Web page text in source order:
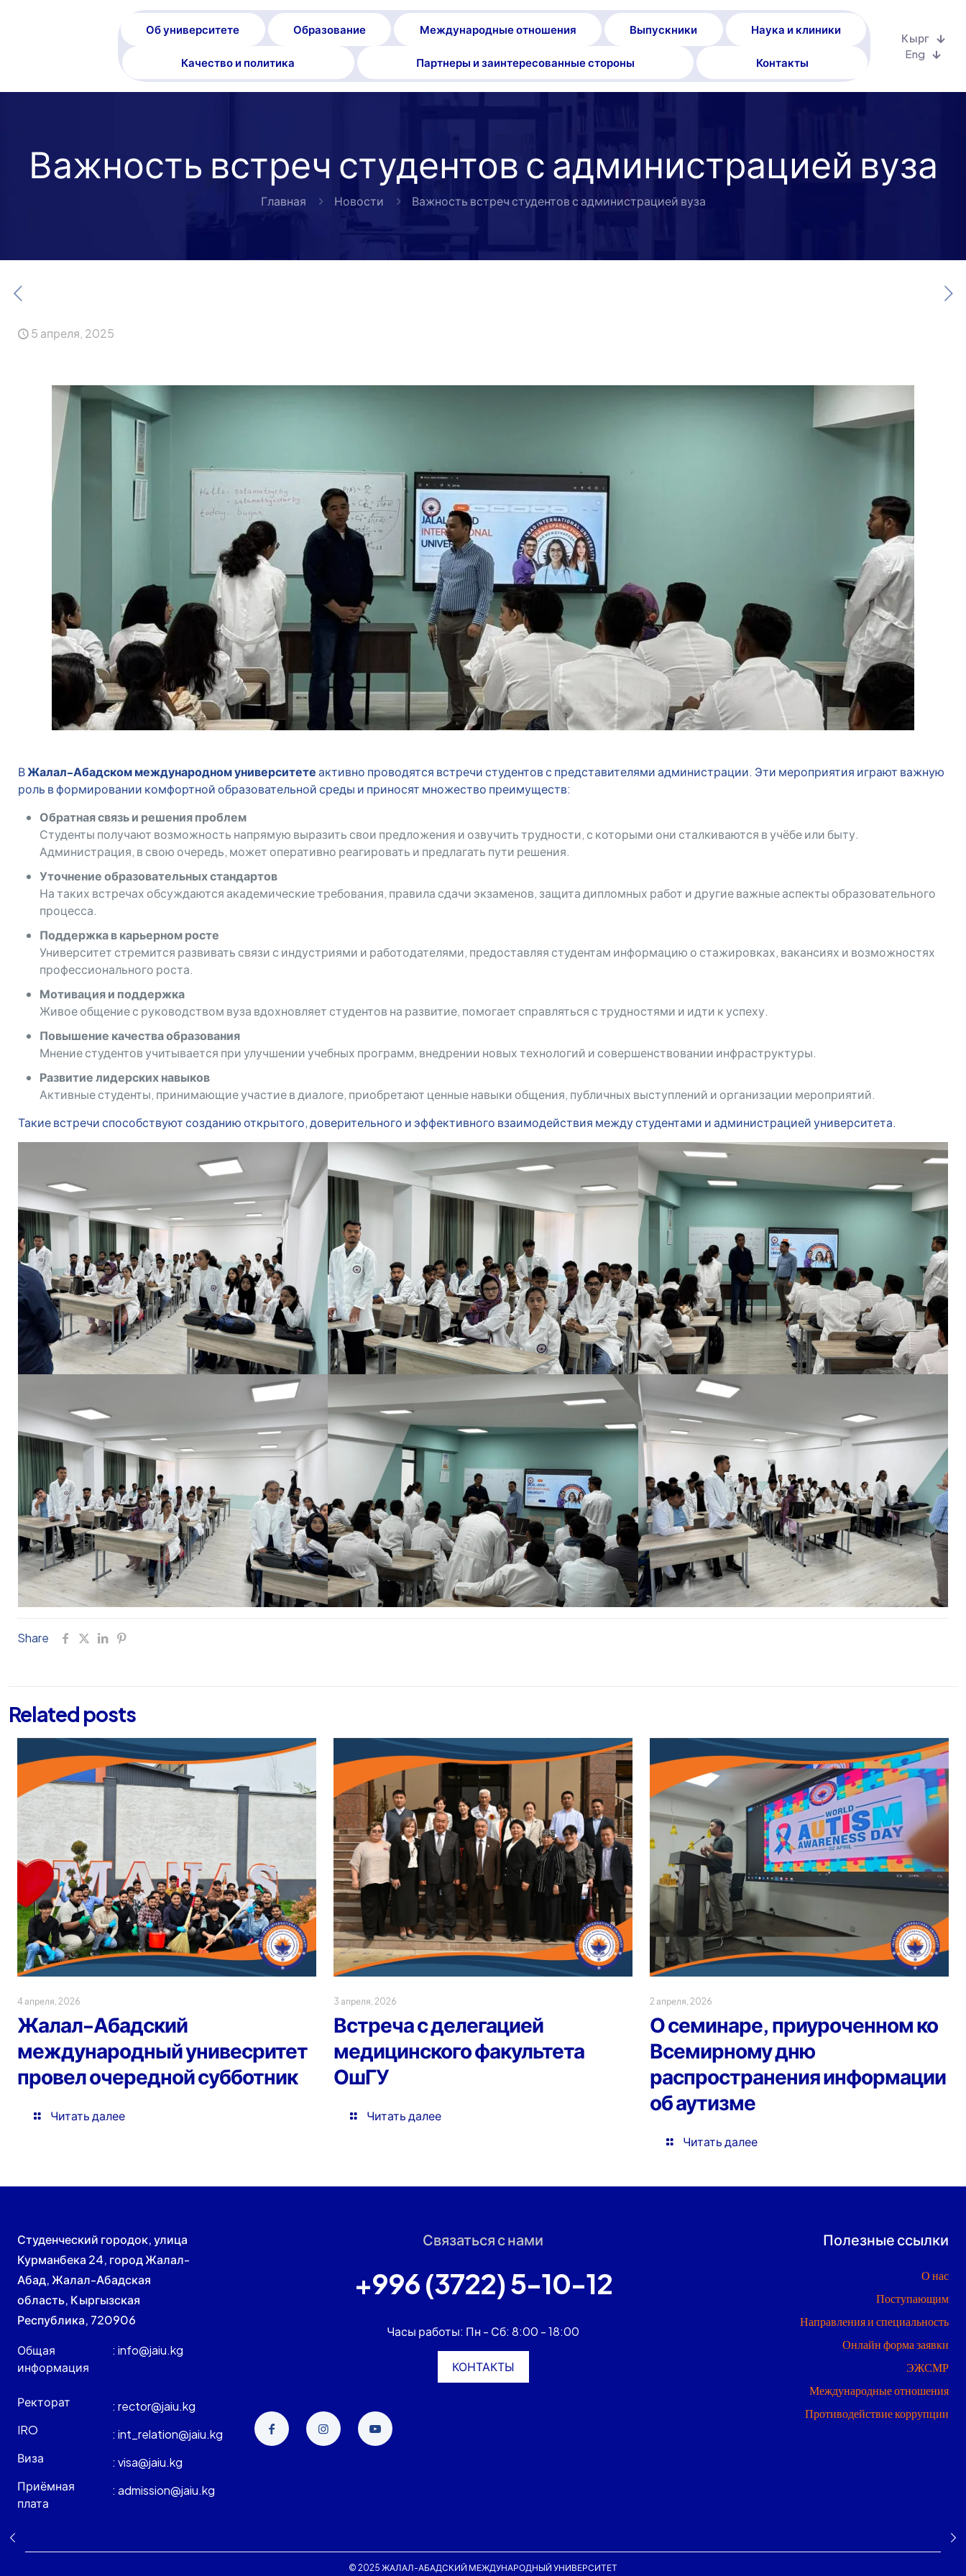
Об университете Образование Международные отношения Выпускники Наука и клиники
Качество и политика Партнеры и заинтересованные стороны Контакты
Кырг
Eng
Важность встреч студентов с администрацией вуза
Главная Новости Важность встреч студентов с администрацией вуза
5 апреля, 2025
ВЖалал-Абадском международном университетеактивно проводятся встречи студентов с представителями администрации. Эти мероприятия играют важную
роль в формировании комфортной образовательной среды и приносят множество преимуществ:
Обратная связь и решения проблем
Студенты получают возможность напрямую выразить свои предложения и озвучить трудности, с которыми они сталкиваются в учёбе или быту.
Администрация, в свою очередь, может оперативно реагировать и предлагать пути решения.
Уточнение образовательных стандартов
На таких встречах обсуждаются академические требования, правила сдачи экзаменов, защита дипломных работ и другие важные аспекты образовательного
процесса.
Поддержка в карьерном росте
Университет стремится развивать связи с индустриями и работодателями, предоставляя студентам информацию о стажировках, вакансиях и возможностях
профессионального роста.
Мотивация и поддержка
Живое общение с руководством вуза вдохновляет студентов на развитие, помогает справляться с трудностями и идти к успеху.
Повышение качества образования
Мнение студентов учитывается при улучшении учебных программ, внедрении новых технологий и совершенствовании инфраструктуры.
Развитие лидерских навыков
Активные студенты, принимающие участие в диалоге, приобретают ценные навыки общения, публичных выступлений и организации мероприятий.
Такие встречи способствуют созданию открытого, доверительного и эффективного взаимодействия между студентами и администрацией университета.
Share
Related posts
4 апреля, 2026
Жалал-Абадский
международный унивесритет
провел очередной субботник
Читать далее
3 апреля, 2026
Встреча с делегацией
медицинского факультета
ОшГУ
Читать далее
2 апреля, 2026
О семинаре, приуроченном ко
Всемирному дню
распространения информации
об аутизме
Читать далее
Студенческий городок, улица
Курманбека 24, город Жалал-
Абад, Жалал-Абадская
область, Кыргызская
Республика, 720906
Общая
информация
Ректорат
IRO
Виза
Приёмная
плата
: info@jaiu.kg
: rector@jaiu.kg
: int_relation@jaiu.kg
: visa@jaiu.kg
: admission@jaiu.kg
Связаться с нами
+996 (3722) 5-10-12
Часы работы: Пн - Сб: 8:00 - 18:00
КОНТАКТЫ
Полезные ссылки
О нас
Поступающим
Направления и специальность
Онлайн форма заявки
ЭЖСМР
Международные отношения
Противодействие коррупции
© 2025 ЖАЛАЛ-АБАДСКИЙ МЕЖДУНАРОДНЫЙ УНИВЕРСИТЕТ